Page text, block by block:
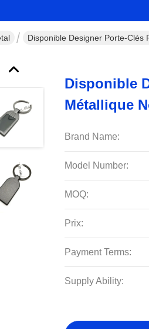
Disponible Designer Porte-Clés
Disponible
Métallique
Brand Name:
Model Number:
MOQ:
Prix:
Payment Terms:
Supply Ability: